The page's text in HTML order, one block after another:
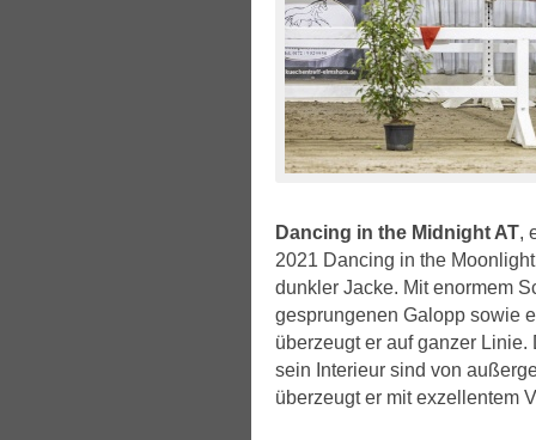
Dancing in the Midnight AT,
2021 Dancing in the
dunkler Jacke. Mit enormem
gesprungenen Galopp sowie
überzeugt er auf ganzer
sein Interieur sind von
überzeugt er mit exzellentem